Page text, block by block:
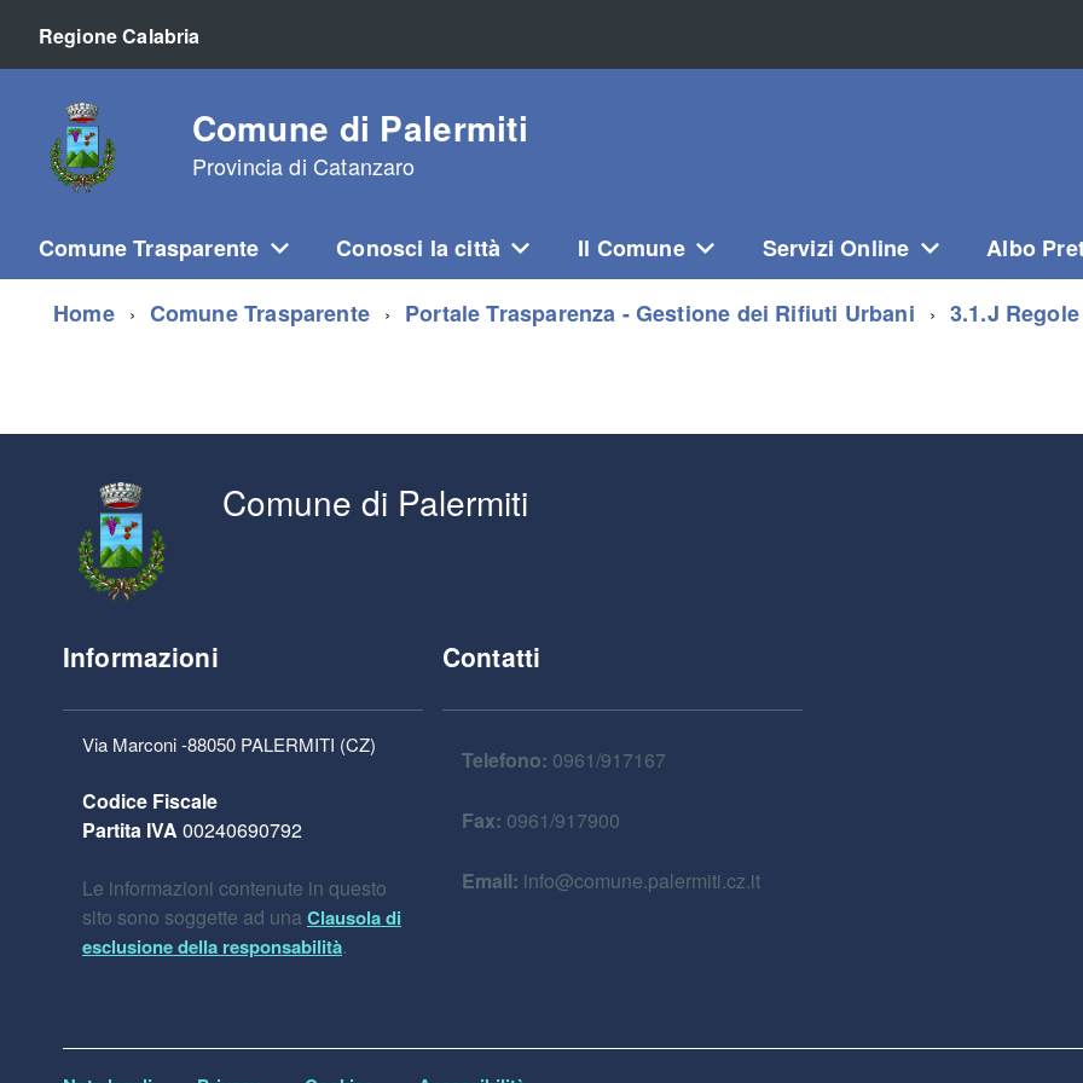
Regione Calabria
Comune di Palermiti
Provincia di Catanzaro
Comune Trasparente Conosci la città Il Comune Servizi Online Albo
Home Comune Trasparente Portale Trasparenza - Gestione dei Rifiuti Urbani 3.1.J
Comune di Palermiti
Informazioni
Via Marconi -88050 PALERMITI (CZ)
Codice Fiscale
Partita IVA 00240690792
Le informazioni contenute in questo
sito sono soggette ad una Clausola di
esclusione della responsabilità.
Contatti
Telefono: 0961/917167
Fax: 0961/917900
Email: info@comune.palermiti.cz.it